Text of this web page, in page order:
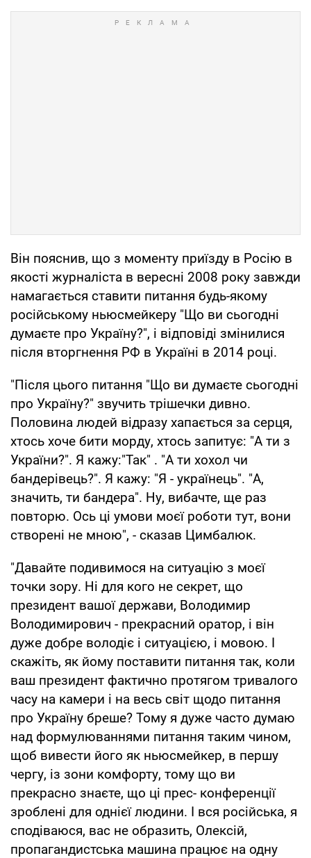
Він пояснив, що з моменту приїзду в Росію в
якості журналіста в вересні 2008 року завжди
намагається ставити питання будь-якому
російському ньюсмейкеру "Що ви сьогодні
думаєте про Україну?", і відповіді змінилися
після вторгнення РФ в Україні в 2014 році.
"Після цього питання "Що ви думаєте сьогодні
про Україну?" звучить трішечки дивно.
Половина людей відразу хапається за серця,
хтось хоче бити морду, хтось запитує: "А ти з
України?". Я кажу:"Так" . "А ти хохол чи
бандерівець?". Я кажу: "Я - українець". "А,
значить, ти бандера". Ну, вибачте, ще раз
повторю. Ось ці умови моєї роботи тут, вони
створені не мною", - сказав Цимбалюк.
"Давайте подивимося на ситуацію з моєї
точки зору. Ні для кого не секрет, що
президент вашої держави, Володимир
Володимирович - прекрасний оратор, і він
дуже добре володіє і ситуацією, і мовою. І
скажіть, як йому поставити питання так, коли
ваш президент фактично протягом тривалого
часу на камери і на весь світ щодо питання
про Україну бреше? Тому я дуже часто думаю
над формулюваннями питання таким чином,
щоб вивести його як ньюсмейкер, в першу
чергу, із зони комфорту, тому що ви
прекрасно знаєте, що ці прес- конференції
зроблені для однієї людини. І вся російська, я
сподіваюся, вас не образить, Олексій,
пропагандистська машина працює на одну